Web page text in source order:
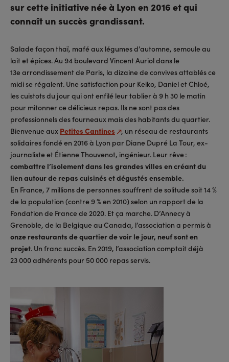
sur cette initiative née à Lyon en 2016 et qui
connaît un succès grandissant.
Salade façon thaï, mafé aux légumes d’automne, semoule au
lait et épices. Au 94 boulevard Vincent Auriol dans le
13e arrondissement de Paris, la dizaine de convives attablés ce
midi se régalent. Une satisfaction pour Keiko, Daniel et Chloé,
les cuistots du jour qui ont enfilé leur tablier à 9 h 30 le matin
pour mitonner ce délicieux repas. Ils ne sont pas des
professionnels des fourneaux mais des habitants du quartier.
Bienvenue aux Petites Cantines
, un réseau de restaurants
solidaires fondé en 2016 à Lyon par Diane Dupré La Tour, ex-
journaliste et Étienne Thouvenot, ingénieur. Leur rêve :
combattre l’isolement dans les grandes villes en créant du
lien autour de repas cuisinés et dégustés ensemble.
En France, 7 millions de personnes souffrent de solitude soit 14 %
de la population (contre 9 % en 2010) selon un rapport de la
Fondation de France de 2020. Et ça marche. D’Annecy à
Grenoble, de la Belgique au Canada, l’association a permis à
onze restaurants de quartier de voir le jour, neuf sont en
projet. Un franc succès. En 2019, l’association comptait déjà
23 000 adhérents pour 50 000 repas servis.